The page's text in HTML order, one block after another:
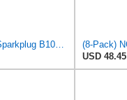
NGK G-Rated Sparkplug B10EG for Kawasaki KX65 2000-2005
USD 48.45